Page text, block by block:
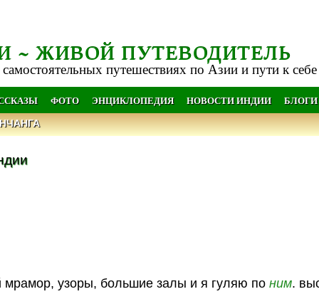
~ ЖИВОЙ ПУТЕВОДИТЕЛЬ
путешествиях по Азии и пути к себе
ФОТО ЭНЦИКЛОПЕДИЯ НОВОСТИ ИНДИИ БЛОГИ
мрамор, узоры, большие залы и я гуляю поним.